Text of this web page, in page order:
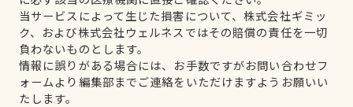
当サービスによって生じた損害について、株式会社ギミッ
ク、および株式会社ウェルネスではその賠償の責任を一切
負わないものとします。
情報に誤りがある場合には、お手数ですがお問い合わせフ
ォームより編集部までご連絡をいただけますようお願いい
たします。